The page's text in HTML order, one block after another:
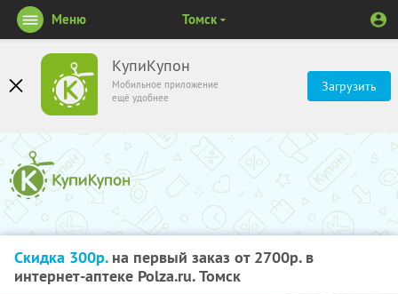
КупиКупон
Мобильное приложение
ещё удобнее
Загрузить
Меню Томск
Скидка 300р.на первый заказ от 2700р. в
интернет-аптеке Polza.ru. Томск